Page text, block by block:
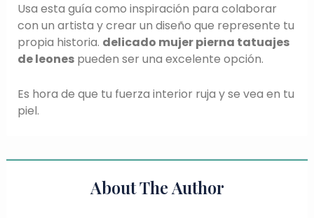
Usa esta guía como inspiración para colaborar
con un artista y crear un diseño que represente tu
propia historia. delicado mujer pierna tatuajes
de leonespueden ser una excelente opción.
Es hora de que tu fuerza interior ruja y se vea en tu
piel.
About The Author